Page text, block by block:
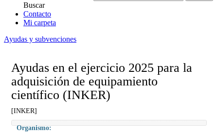
Buscar
Contacto
Mi carpeta
Ayudas y subvenciones
Ayudas en el ejercicio 2025 para la
adquisición de equipamiento
científico (INKER)
[INKER]
Organismo: